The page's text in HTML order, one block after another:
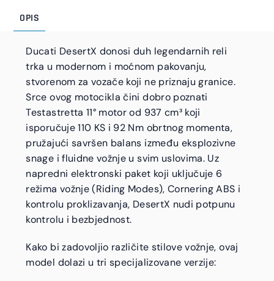
OPIS
Ducati DesertX donosi duh legendarnih reli
trka u modernom i moćnom pakovanju,
stvorenom za vozače koji ne priznaju granice.
Srce ovog motocikla čini dobro poznati
Testastretta 11° motor od 937 cm³ koji
isporučuje 110 KS i 92 Nm obrtnog momenta,
pružajući savršen balans između eksplozivne
snage i fluidne vožnje u svim uslovima. Uz
napredni elektronski paket koji uključuje 6
režima vožnje (Riding Modes), Cornering ABS i
kontrolu proklizavanja, DesertX nudi potpunu
kontrolu i bezbjednost.
Kako bi zadovoljio različite stilove vožnje, ovaj
model dolazi u tri specijalizovane verzije: